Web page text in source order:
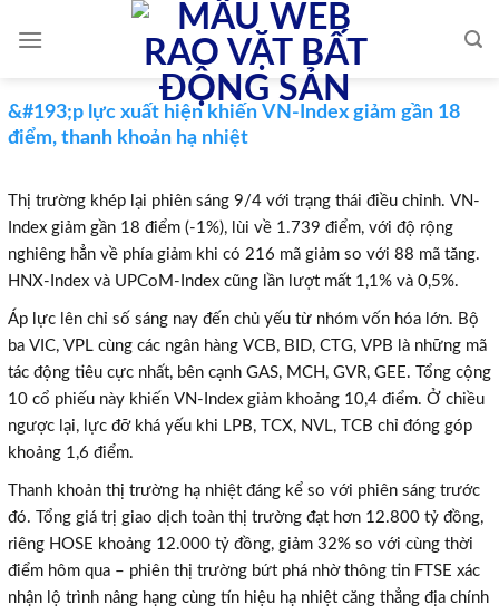
&#193;p lực xuất hiện khiến VN-Index giảm gần 18
điểm, thanh khoản hạ nhiệt
Thị trường khép lại phiên sáng 9/4 với trạng thái điều chỉnh. VN-
Index giảm gần 18 điểm (-1%), lùi về 1.739 điểm, với độ rộng
nghiêng hẳn về phía giảm khi có 216 mã giảm so với 88 mã tăng.
HNX-Index và UPCoM-Index cũng lần lượt mất 1,1% và 0,5%.
Áp lực lên chỉ số sáng nay đến chủ yếu từ nhóm vốn hóa lớn. Bộ
ba VIC, VPL cùng các ngân hàng VCB, BID, CTG, VPB là những mã
tác động tiêu cực nhất, bên cạnh GAS, MCH, GVR, GEE. Tổng cộng
10 cổ phiếu này khiến VN-Index giảm khoảng 10,4 điểm. Ở chiều
ngược lại, lực đỡ khá yếu khi LPB, TCX, NVL, TCB chỉ đóng góp
khoảng 1,6 điểm.
Thanh khoản thị trường hạ nhiệt đáng kể so với phiên sáng trước
đó. Tổng giá trị giao dịch toàn thị trường đạt hơn 12.800 tỷ đồng,
riêng HOSE khoảng 12.000 tỷ đồng, giảm 32% so với cùng thời
điểm hôm qua – phiên thị trường bứt phá nhờ thông tin FTSE xác
nhận lộ trình nâng hạng cùng tín hiệu hạ nhiệt căng thẳng địa chính